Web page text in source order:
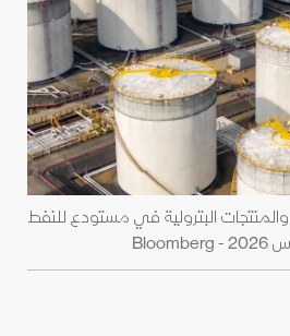
البترولية في مستودع للنفط